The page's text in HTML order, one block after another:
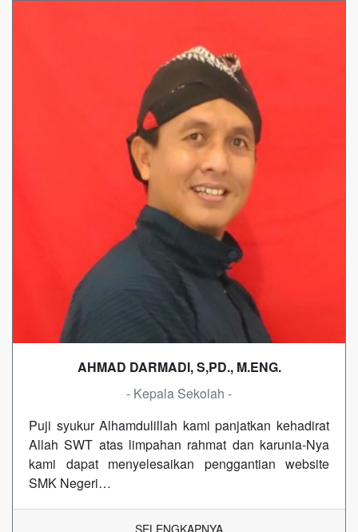
AHMAD DARMADI, S,PD., M.ENG.
- Kepala Sekolah -
Puji syukur Alhamdulillah kami panjatkan kehadirat
Allah SWT atas limpahan rahmat dan karunia-Nya
kami dapat menyelesaikan penggantian website
SMK Negeri…
SELENGKAPNYA